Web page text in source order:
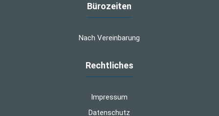
Bürozeiten
Nach Vereinbarung
Rechtliches
Impressum
Datenschutz